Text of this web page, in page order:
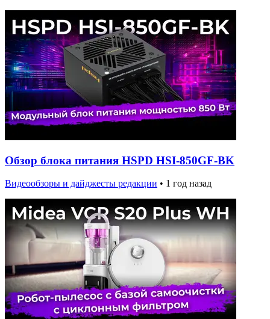
Обзор блока питания HSPD HSI-850GF-BK
Видеообзоры и дайджесты редакции • 1 год назад